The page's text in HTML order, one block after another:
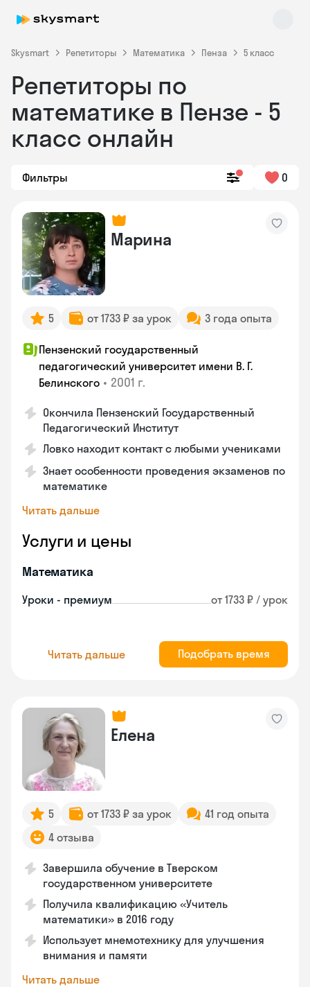
Skysmart Репетиторы Математика Пенза 5 класс
Репетиторы по
математике в Пензе - 5
класс онлайн
Фильтры 0
Марина
5 от 1733 ₽ за урок 3 года опыта
Пензенский государственный
педагогический университет имени В. Г.
Белинского • 2001 г.
Окончила Пензенский Государственный
Педагогический Институт
Ловко находит контакт с любыми учениками
Знает особенности проведения экзаменов по
математике
Читать дальше
Услуги и цены
Математика
Уроки - премиум от 1733 ₽ / урок
Читать дальше Подобрать время
Елена
5 от 1733 ₽ за урок
41 год опыта
4 отзыва
Завершила обучение в Тверском
государственном университете
Получила квалификацию «Учитель
математики» в 2016 году
Использует мнемотехнику для улучшения
внимания и памяти
Читать дальше
Skysmart Chat